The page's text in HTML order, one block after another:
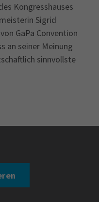
Kongresshauses
Sigrid
GaPa Convention
an seiner Meinung
sinnvollste